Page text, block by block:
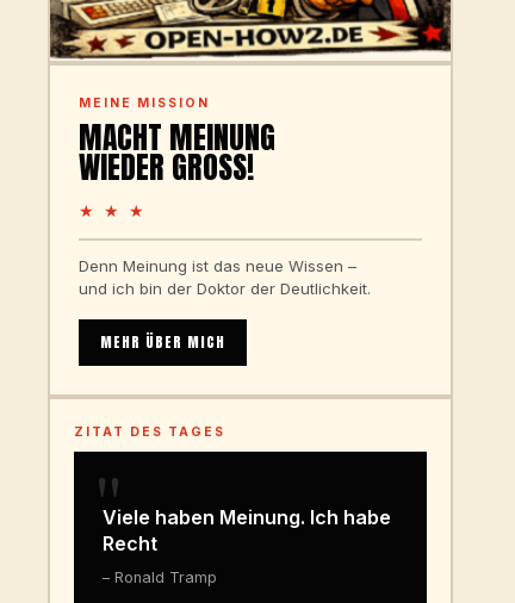
MEINE MISSION
MACHT MEINUNG
WIEDER GROSS!
★ ★ ★
Denn Meinung ist das neue Wissen –
und ich bin der Doktor der Deutlichkeit.
MEHR ÜBER MICH
ZITAT DES TAGES
"
Viele haben Meinung. Ich habe
Recht
– Ronald Tramp